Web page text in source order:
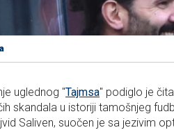
uglednog "Tajmsa" podiglo je
skandala u istoriji tamošnjeg
Saliven, suočen je sa jezivim